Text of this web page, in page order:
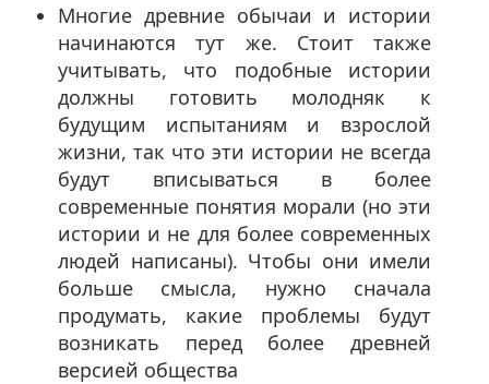
Многие древние обычаи и истории
начинаются тут же. Стоит также
учитывать, что подобные истории
должны готовить молодняк к
будущим испытаниям и взрослой
жизни, так что эти истории не всегда
будут вписываться в более
современные понятия морали (но эти
истории и не для более современных
людей написаны). Чтобы они имели
больше смысла, нужно сначала
продумать, какие проблемы будут
возникать перед более древней
версией общества